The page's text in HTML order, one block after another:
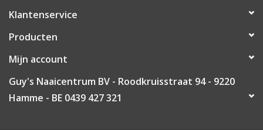
Klantenservice
Producten
Mijn account
Guy's Naaicentrum BV - Roodkruisstraat 94 - 9220
Hamme - BE 0439 427 321